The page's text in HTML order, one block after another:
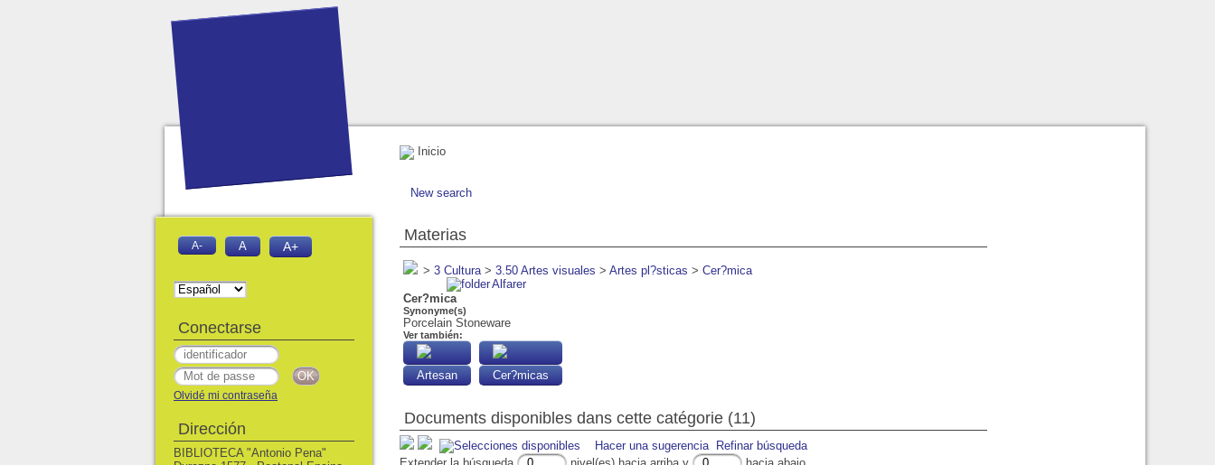
Inicio
New search
Materias
> 3 Cultura > 3.50 Artes visuales > Artes pl?sticas > Cer?mica
Alfarer
Cer?mica
Synonyme(s)
Porcelain Stoneware
Ver también:
Artesan Cer?micas
Documents disponibles dans cette catégorie (11)
Hacer una sugerencia Refinar búsqueda
A- A A+
Conectarse
Olvidé mi contraseña
Dirección
BIBLIOTECA "Antonio Pena"